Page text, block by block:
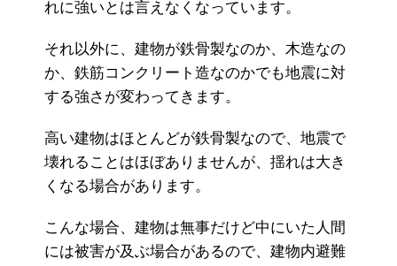
れに強いとは言えなくなっています。
それ以外に、建物が鉄骨製なのか、木造なの
か、鉄筋コンクリート造なのかでも地震に対
する強さが変わってきます。
高い建物はほとんどが鉄骨製なので、地震で
壊れることはほぼありませんが、揺れは大き
くなる場合があります。
こんな場合、建物は無事だけど中にいた人間
には被害が及ぶ場合があるので、建物内避難